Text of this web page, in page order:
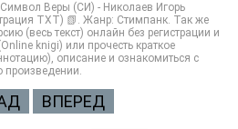
Веры (СИ) - Николаев Игорь
TXT) 📗. Жанр: Стимпанк. Так же
(весь текст) онлайн без регистрации и
knigi) или прочесть краткое
описание и ознакомиться с
ВПЕРЕД